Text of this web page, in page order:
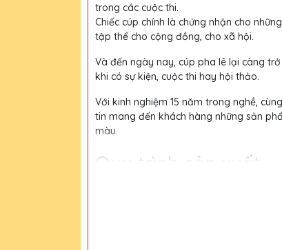
trong các cuộc thi.
Chiếc cúp chính là chứng nhận cho
tập thể cho cộng đồng, cho xã hội.
Và đến ngày nay, cúp pha lê lại càng
khi có sự kiện, cuộc thi hay hội thảo.
Với kinh nghiệm 15 năm trong nghề,
tin mang đến khách hàng những sản
màu.
Quy trình sản xuất